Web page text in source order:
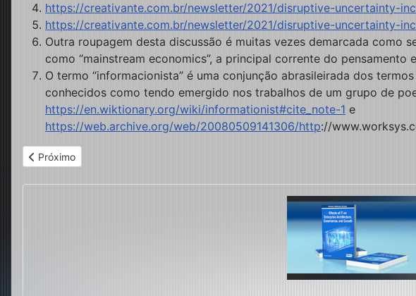
https://creativante.com.br/newsletter/2021/disruptive-uncertainty-
https://creativante.com.br/newsletter/2021/disruptive-uncertainty-
Outra roupagem desta discussão é muitas vezes demarcada como
como “mainstream economics”, a principal corrente do
O termo “informacionista” é uma conjunção abrasileirada dos
conhecidos como tendo emergido nos trabalhos de um grupo de
https://en.wiktionary.org/wiki/informationist#cite_note-1 e
https://web.archive.org/web/20080509141306/http://
Artigo anterior: Nem liberalismo nem desenvolvimentismo: uma visão
Próximo